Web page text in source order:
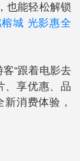
也能轻松解锁
城 光影惠全
“跟着电影去
、享优惠、品
消费体验，